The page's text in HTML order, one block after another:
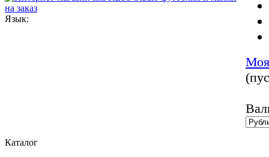
Язык:
Каталог